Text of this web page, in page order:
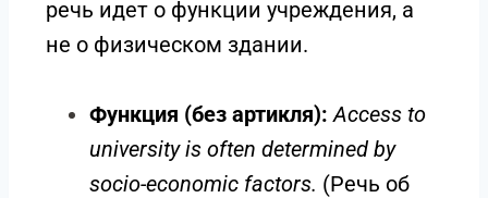
речь идет о функции учреждения, а
не о физическом здании.
Функция (без артикля): Access to
university is often determined by
socio-economic factors. (Речь об